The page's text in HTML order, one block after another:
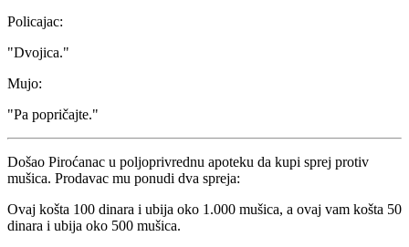
Policajac:
"Dvojica."
Mujo:
"Pa popričajte."
Došao Piroćanac u poljoprivrednu apoteku da kupi sprej protiv
mušica. Prodavac mu ponudi dva spreja:
Ovaj košta 100 dinara i ubija oko 1.000 mušica, a ovaj vam košta 50
dinara i ubija oko 500 mušica.